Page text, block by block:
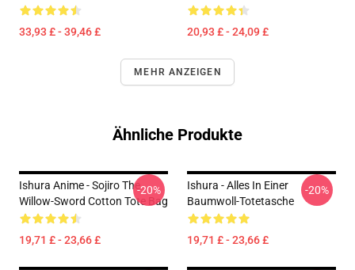
33,93 £ - 39,46 £ 20,93 £ - 24,09 £
MEHR ANZEIGEN
Ähnliche Produkte
Ishura Anime - Sojiro The
Willow-Sword Cotton Tote Bag
19,71 £ - 23,66 £
-20%
Ishura - Alles In Einer
Baumwoll-Totetasche
19,71 £ - 23,66 £
-20%